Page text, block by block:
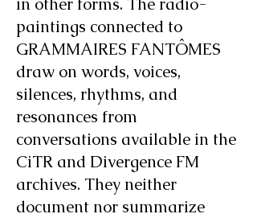
paintings connected to
GRAMMAIRES FANTÔMES
draw on words, voices,
silences, rhythms, and
resonances from
conversations available in the
CiTR and Divergence FM
archives. They neither
document nor summarize